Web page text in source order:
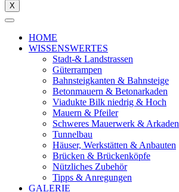
X
HOME
WISSENSWERTES
Stadt-& Landstrassen
Güterrampen
Bahnsteigkanten & Bahnsteige
Betonmauern & Betonarkaden
Viadukte Bilk niedrig & Hoch
Mauern & Pfeiler
Schweres Mauerwerk & Arkaden
Tunnelbau
Häuser, Werkstätten & Anbauten
Brücken & Brückenköpfe
Nützliches Zubehör
Tipps & Anregungen
GALERIE